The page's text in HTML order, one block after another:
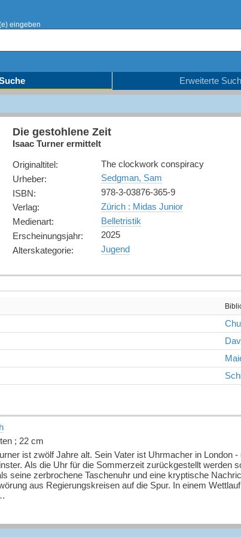
eingeben
Erweiterte
Die gestohlene Zeit
Isaac Turner ermittelt
Originaltitel:
The clockwork conspiracy
Urheber:
Sedgman, Sam
ISBN:
978-3-03876-365-9
Verlag:
Zürich : Midas Junior
Medienart:
Belletristik
Erscheinungsjahr:
2025
Alterskategorie: Jugend
; 22 cm
ist zwölf Jahre alt. Sein Vater ist Uhrmacher in London
Als die Uhr für die Sommerzeit zurückgestellt werden
seine zerbrochene Taschenuhr und eine kryptische
aus Regierungskreisen auf die Spur. In einem
im Weg. Zum Glück begegnet er der mutigen und